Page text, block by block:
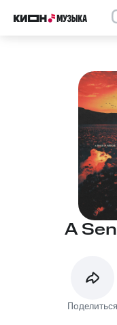
A
Поделиться